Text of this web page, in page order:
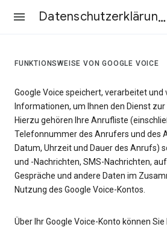
Datenschutzerklärung & Nutzungsbedingungen
FUNKTIONSWEISE VON GOOGLE VOICE
Google Voice speichert, verarbeitet
Informationen, um Ihnen den Dienst
Hierzu gehören Ihre Anrufliste
Telefonnummer des Anrufers und des
Datum, Uhrzeit und Dauer des Anrufs)
und -Nachrichten, SMS-Nachrichten,
Gespräche und andere Daten im
Nutzung des Google Voice-Kontos.
Über Ihr Google Voice-Konto können